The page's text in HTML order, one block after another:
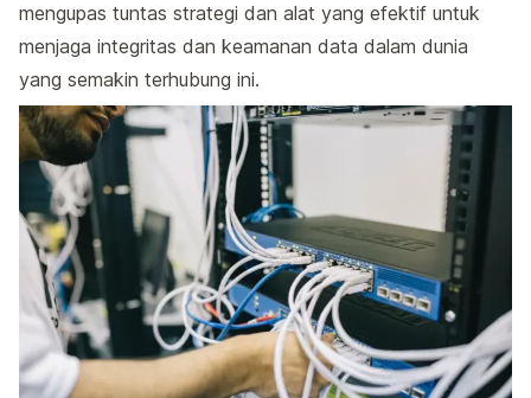
mengupas tuntas strategi dan alat yang efektif untuk
menjaga integritas dan keamanan data dalam dunia
yang semakin terhubung ini.